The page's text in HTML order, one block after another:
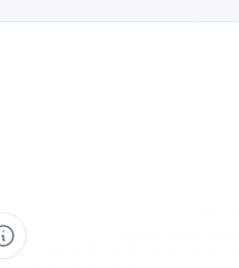
Tipp a grafikon